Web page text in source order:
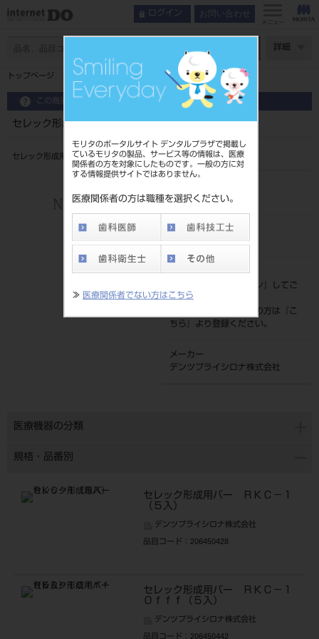
モリタのポータルサイト デンタルプラザで掲載し
ているモリタの製品、サービス等の情報は、医療
関係者の方を対象にしたものです。一般の方に対
する情報提供サイトではありません。
医療関係者の方は職種を選択ください。
≫ 医療関係者でない方はこちら
ログイン お問い合わせ
メニュー
詳細
トップページ セレック形成用バー ＲＫＣ－６ｆｆ（５入）
この商品に関するお問い合わせ
セレック形成用バー ＲＫＣ－６ｆｆ（５入）
セレック形成用バー RKC-6ff 5入
206450436
JAN/EANコード
標準価格
ログイン
』してご
覧ください。
ネット会員登録がまだの方は『
こ
ちら
』より登録ください。
メーカー
デンツプライシロナ株式会社
医療機器の分類
規格・品番別
セレック形成用バー ＲＫＣ－１
（５入）
デンツプライシロナ株式会社
品目コード ：206450428
セレック形成用バー ＲＫＣ－１
０ｆｆｆ（５入）
デンツプライシロナ株式会社
品目コード ：206450442